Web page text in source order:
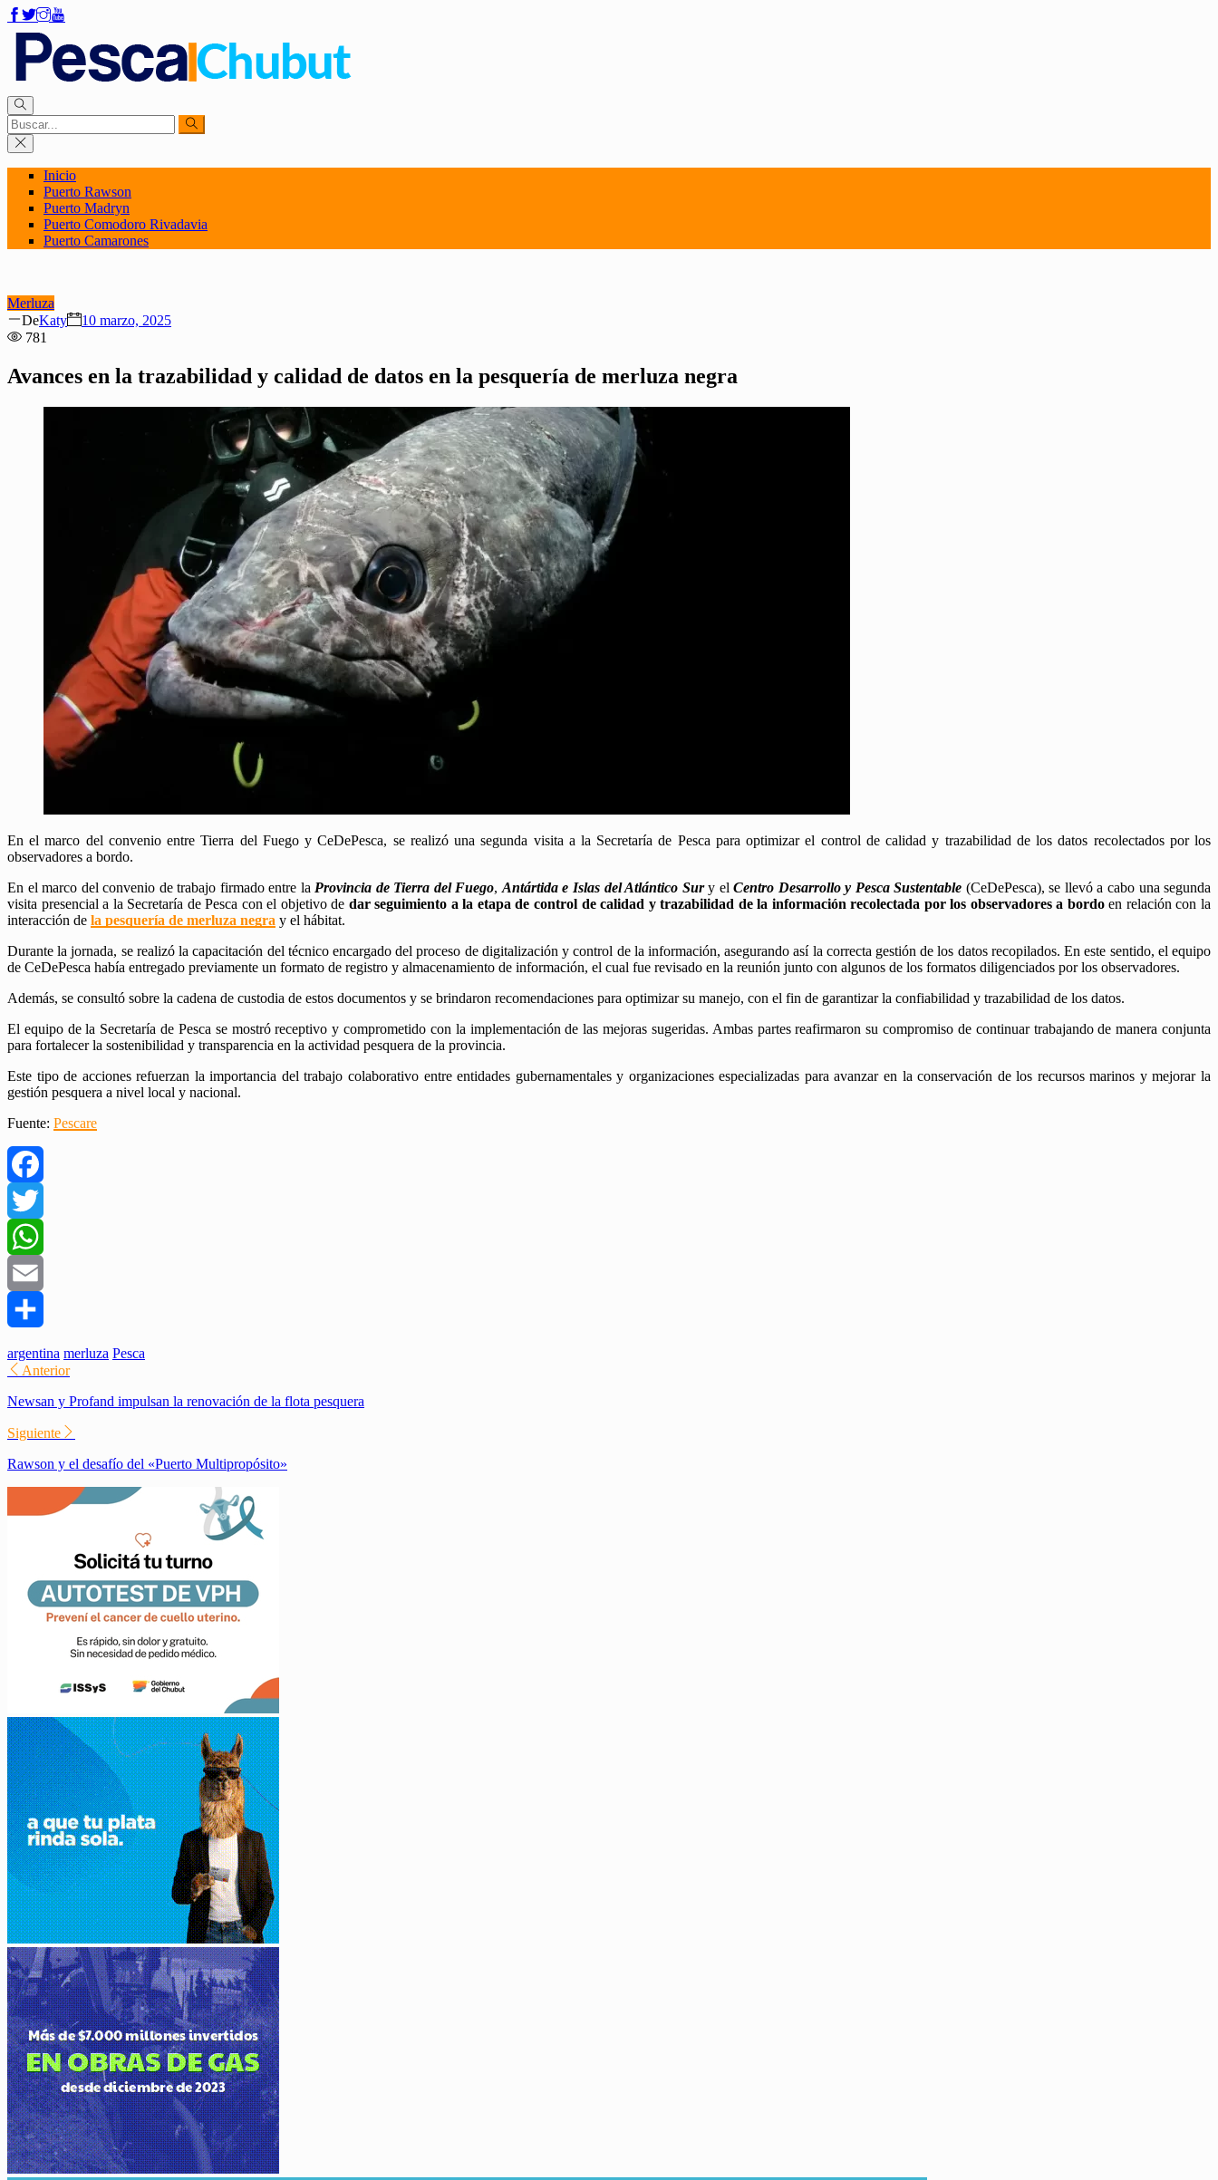
Inicio
Puerto Rawson
Puerto Madryn
Puerto Comodoro Rivadavia
Puerto Camarones
Merluza
DeAuthor
Katy
Posted
10 marzo, 2025
781
Avances en la trazabilidad y calidad de datos en la pesquería de merluza negra
En el marco del convenio entre Tierra del Fuego y CeDePesca, se realizó una segunda visita a la Secretaría de Pesca para optimizar el control de calidad y trazabilidad de los datos recolectados por los
observadores a bordo.
En el marco del convenio de trabajo firmado entre la Provincia de Tierra del Fuego, Antártida e Islas del Atlántico Sury elCentro Desarrollo y Pesca Sustentable (CeDePesca), se llevó a cabo una segunda
visita presencial a la Secretaría de Pesca con el objetivo de dar seguimiento a la etapa de control de calidad y trazabilidad de la información recolectada por los observadores a bordoen relación con la
interacción de la pesquería de merluza negra y el hábitat.
Durante la jornada, se realizó la capacitación del técnico encargado del proceso de digitalización y control de la información, asegurando así la correcta gestión de los datos recopilados. En este sentido, el equipo
de CeDePesca había entregado previamente un formato de registro y almacenamiento de información, el cual fue revisado en la reunión junto con algunos de los formatos diligenciados por los observadores.
Además, se consultó sobre la cadena de custodia de estos documentos y se brindaron recomendaciones para optimizar su manejo, con el fin de garantizar la confiabilidad y trazabilidad de los datos.
El equipo de la Secretaría de Pesca se mostró receptivo y comprometido con la implementación de las mejoras sugeridas. Ambas partes reafirmaron su compromiso de continuar trabajando de manera conjunta
para fortalecer la sostenibilidad y transparencia en la actividad pesquera de la provincia.
Este tipo de acciones refuerzan la importancia del trabajo colaborativo entre entidades gubernamentales y organizaciones especializadas para avanzar en la conservación de los recursos marinos y mejorar la
gestión pesquera a nivel local y nacional.
Fuente: Pescare
Facebook
Twitter
WhatsApp
Email
Compartir
argentina merluza Pesca
Anterior
Newsan y Profand impulsan la renovación de la flota pesquera
Siguiente
Rawson y el desafío del «Puerto Multipropósito»